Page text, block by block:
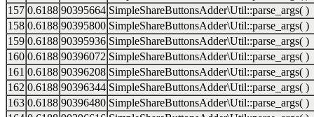
157 0.6188 90395664 SimpleShareButtonsAdder\Util::parse_args( )
158 0.6188 90395800 SimpleShareButtonsAdder\Util::parse_args( )
159 0.6188 90395936 SimpleShareButtonsAdder\Util::parse_args( )
160 0.6188 90396072 SimpleShareButtonsAdder\Util::parse_args( )
161 0.6188 90396208 SimpleShareButtonsAdder\Util::parse_args( )
162 0.6188 90396344 SimpleShareButtonsAdder\Util::parse_args( )
163 0.6188 90396480 SimpleShareButtonsAdder\Util::parse_args( )